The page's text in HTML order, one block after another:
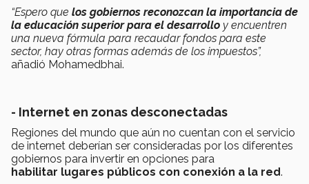
“Espero que los gobiernos reconozcan la importancia de
la educación superior para el desarrollo y encuentren
una nueva fórmula para recaudar fondos para este
sector, hay otras formas además de los impuestos”,
añadió Mohamedbhai.
- Internet en zonas desconectadas
Regiones del mundo que aún no cuentan con el servicio
de internet deberían ser consideradas por los diferentes
gobiernos para invertir en opciones para
habilitar lugares públicos con conexión a la red.